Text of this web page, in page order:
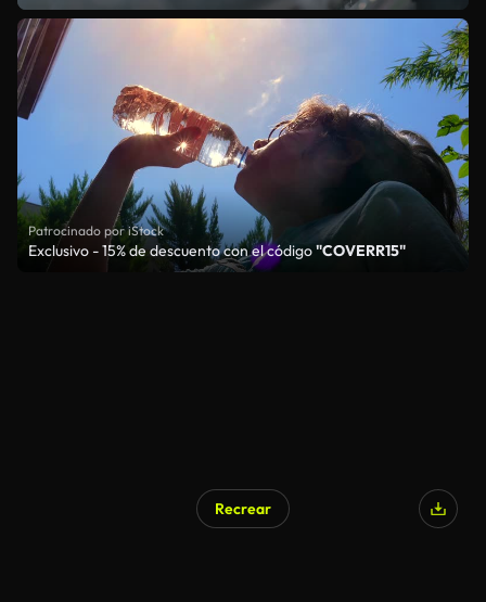
Patrocinado por iStock
Exclusivo - 15% de descuento con el código"COVERR15"
Recrear